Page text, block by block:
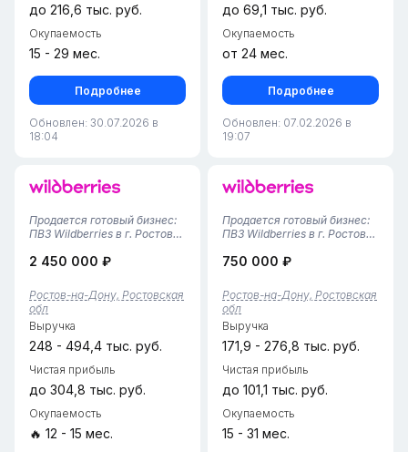
до 216,6 тыс. руб.
Окупаемость
15 - 29 мес.
Подробнее
Обновлен: 30.07.2026 в
18:04
до 69,1 тыс. руб.
Окупаемость
от 24 мес.
Подробнее
Обновлен: 07.02.2026 в
19:07
Продается готовый бизнес:
ПВЗ Wildberries в г. Ростов-
полностью готовый,
бизнес-объект — пункт
выдачи заказов
Wildberries.Площадь — 77
кв. м: просторная клие...
2 450 000 ₽
Ростов-на-Дону, Ростовская
обл
Выручка
248 - 494,4 тыс. руб.
Чистая прибыль
до 304,8 тыс. руб.
Окупаемость
🔥 12 - 15 мес.
Продается готовый бизнес:
ПВЗ Wildberries в г. Ростов-
Северный!Предлагается
стабильный и успешно
развивающийся бизнес-
объект — пункт выдачи
заказов Wildberries в...
750 000 ₽
Ростов-на-Дону, Ростовская
обл
Выручка
171,9 - 276,8 тыс. руб.
Чистая прибыль
до 101,1 тыс. руб.
Окупаемость
15 - 31 мес.